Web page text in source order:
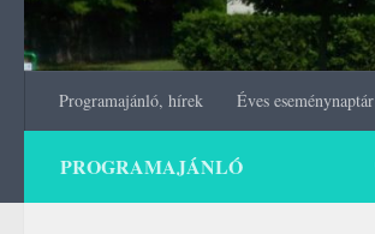
Programajánló, hírek Éves eseménynaptár
PROGRAMAJÁNLÓ